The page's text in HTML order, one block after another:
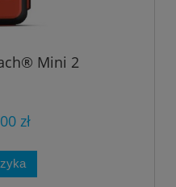
Mini 2
zł